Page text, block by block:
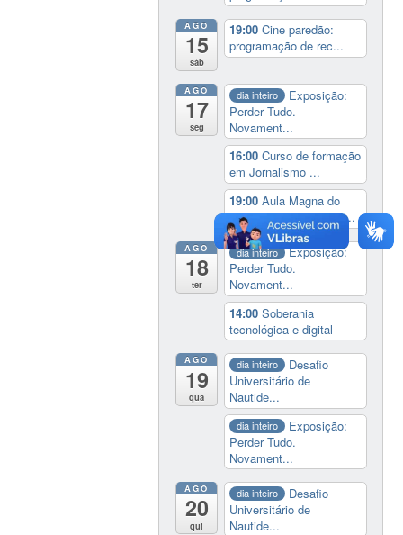
AGO
15
sáb
19:00Cine paredão:
programação de rec...
AGO
17
seg
dia inteiro
Exposição:
Perder Tudo.
Novament...
16:00Curso de formação
em Jornalismo ...
19:00Aula Magna do
IELA: Homenagem ao...
AGO
18
ter
dia inteiro
Exposição:
Perder Tudo.
Novament...
14:00Soberania
tecnológica e digital
AGO
19
qua
dia inteiro
Desafio
Universitário de
Nautide...
dia inteiro
Exposição:
Perder Tudo.
Novament...
AGO
20
qui
dia inteiro
Desafio
Universitário de
Nautide...